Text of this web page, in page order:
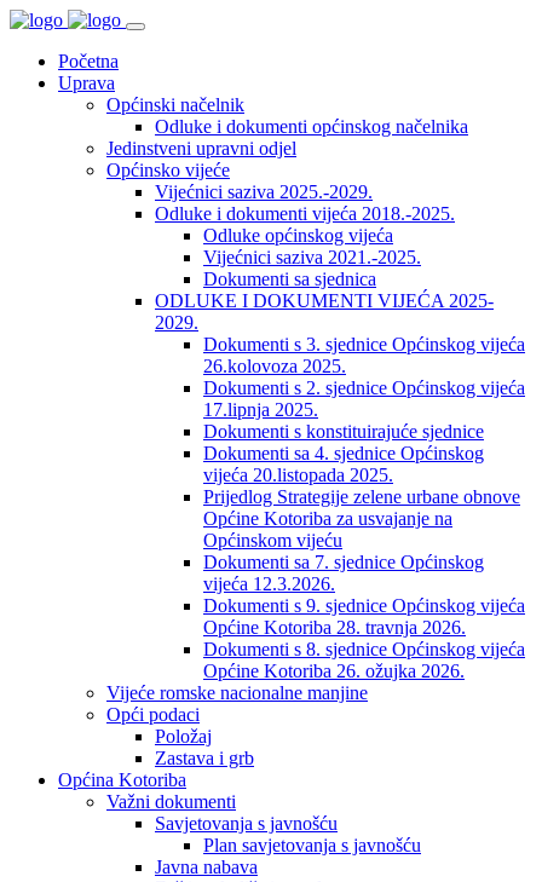
Početna
Uprava
Općinski načelnik
Odluke i dokumenti općinskog načelnika
Jedinstveni upravni odjel
Općinsko vijeće
Vijećnici saziva 2025.-2029.
Odluke i dokumenti vijeća 2018.-2025.
Odluke općinskog vijeća
Vijećnici saziva 2021.-2025.
Dokumenti sa sjednica
ODLUKE I DOKUMENTI VIJEĆA 2025-
2029.
Dokumenti s 3. sjednice Općinskog vijeća
26.kolovoza 2025.
Dokumenti s 2. sjednice Općinskog vijeća
17.lipnja 2025.
Dokumenti s konstituirajuće sjednice
Dokumenti sa 4. sjednice Općinskog
vijeća 20.listopada 2025.
Prijedlog Strategije zelene urbane obnove
Općine Kotoriba za usvajanje na
Općinskom vijeću
Dokumenti sa 7. sjednice Općinskog
vijeća 12.3.2026.
Dokumenti s 9. sjednice Općinskog vijeća
Općine Kotoriba 28. travnja 2026.
Dokumenti s 8. sjednice Općinskog vijeća
Općine Kotoriba 26. ožujka 2026.
Vijeće romske nacionalne manjine
Opći podaci
Položaj
Zastava i grb
Općina Kotoriba
Važni dokumenti
Savjetovanja s javnošću
Plan savjetovanja s javnošću
Javna nabava